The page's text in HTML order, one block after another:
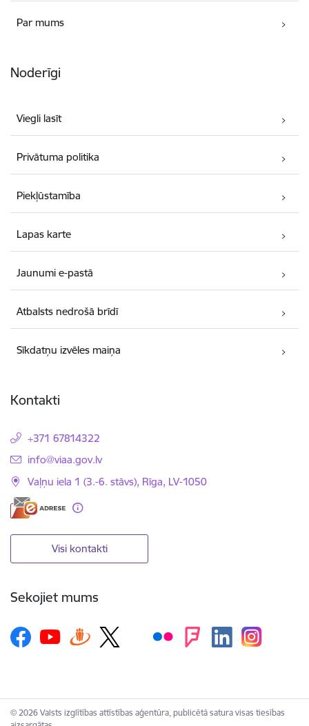
Par mums
Noderīgi
Viegli lasīt
Privātuma politika
Piekļūstamība
Lapas karte
Jaunumi e-pastā
Atbalsts nedrošā brīdī
Sīkdatņu izvēles maiņa
Kontakti
+371 67814322
E-pasts:
info@viaa.gov.lv
Vaļņu iela 1 (3.-6. stāvs), Rīga, LV-1050
Visi kontakti
Sekojiet mums
© 2026 Valsts izglītības attīstības aģentūra, publicētā satura visas tiesības